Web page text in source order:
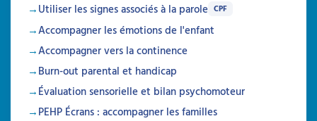
Utiliser les signes associés à la parole CPF
Accompagner les émotions de l'enfant
Accompagner vers la continence
Burn-out parental et handicap
Évaluation sensorielle et bilan psychomoteur
PEHP Écrans : accompagner les familles